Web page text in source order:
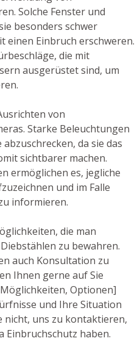
Solche Fenster und
besonders schwer
einen Einbruch erschweren.
die mit
ausgerüstet sind, um
von
Starke Beleuchtungen
da sie das
sichtbarer machen.
ermöglichen es, jegliche
und im Falle
informieren.
die man
zu bewahren.
auch Konsultation zu
Ihnen gerne auf Sie
Optionen]
und Ihre Situation
nicht, uns zu kontaktieren,
Einbruchschutz haben.